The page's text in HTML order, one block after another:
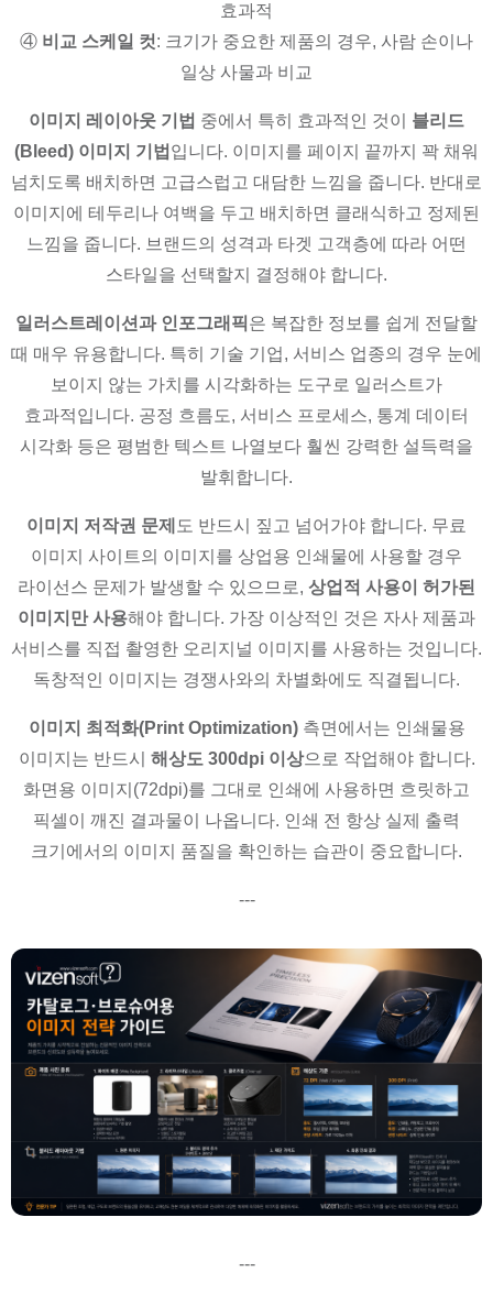
효과적
④ 비교 스케일 컷: 크기가 중요한 제품의 경우, 사람 손이나
일상 사물과 비교
이미지 레이아웃 기법 중에서 특히 효과적인 것이 블리드
(Bleed) 이미지 기법 입니다. 이미지를 페이지 끝까지 꽉 채워
넘치도록 배치하면 고급스럽고 대담한 느낌을 줍니다. 반대로
이미지에 테두리나 여백을 두고 배치하면 클래식하고 정제된
느낌을 줍니다. 브랜드의 성격과 타겟 고객층에 따라 어떤
스타일을 선택할지 결정해야 합니다.
일러스트레이션과 인포그래픽 은 복잡한 정보를 쉽게 전달할
때 매우 유용합니다. 특히 기술 기업, 서비스 업종의 경우 눈에
보이지 않는 가치를 시각화하는 도구로 일러스트가
효과적입니다. 공정 흐름도, 서비스 프로세스, 통계 데이터
시각화 등은 평범한 텍스트 나열보다 훨씬 강력한 설득력을
발휘합니다.
이미지 저작권 문제 도 반드시 짚고 넘어가야 합니다. 무료
이미지 사이트의 이미지를 상업용 인쇄물에 사용할 경우
라이선스 문제가 발생할 수 있으므로, 상업적 사용이 허가된
이미지만 사용해야 합니다. 가장 이상적인 것은 자사 제품과
서비스를 직접 촬영한 오리지널 이미지를 사용하는 것입니다.
독창적인 이미지는 경쟁사와의 차별화에도 직결됩니다.
이미지 최적화(Print Optimization)측면에서는 인쇄물용
이미지는 반드시 해상도 300dpi 이상으로 작업해야 합니다.
화면용 이미지(72dpi)를 그대로 인쇄에 사용하면 흐릿하고
픽셀이 깨진 결과물이 나옵니다. 인쇄 전 항상 실제 출력
크기에서의 이미지 품질을 확인하는 습관이 중요합니다.
---
---